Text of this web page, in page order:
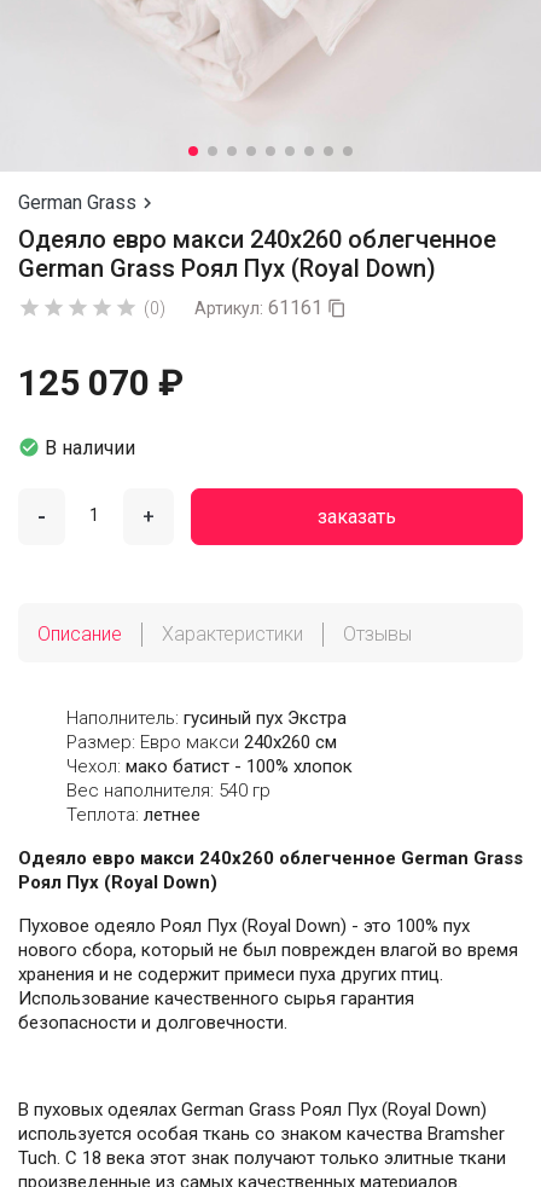
German Grass 
Одеяло евро макси 240х260 облегченное
German Grass Роял Пух (Royal Down)
     (0) Артикул: 61161 
125 070 ₽
 В наличии
- + заказать
Описание Характеристики Отзывы
Наполнитель: гусиный пух Экстра
Размер: Евро макси 240х260 см
Чехол: мако батист - 100% хлопок
Вес наполнителя: 540 гр
Теплота: летнее
Одеяло евро макси 240х260 облегченное German Grass
Роял Пух (Royal Down)
Пуховое одеяло Роял Пух (Royal Down) - это 100% пух
нового сбора, который не был поврежден влагой во время
хранения и не содержит примеси пуха других птиц.
Использование качественного сырья гарантия
безопасности и долговечности.
В пуховых одеялах German Grass Роял Пух (Royal Down)
используется особая ткань со знаком качества Bramsher
Tuch. С 18 века этот знак получают только элитные ткани
произведенные из самых качественных материалов.